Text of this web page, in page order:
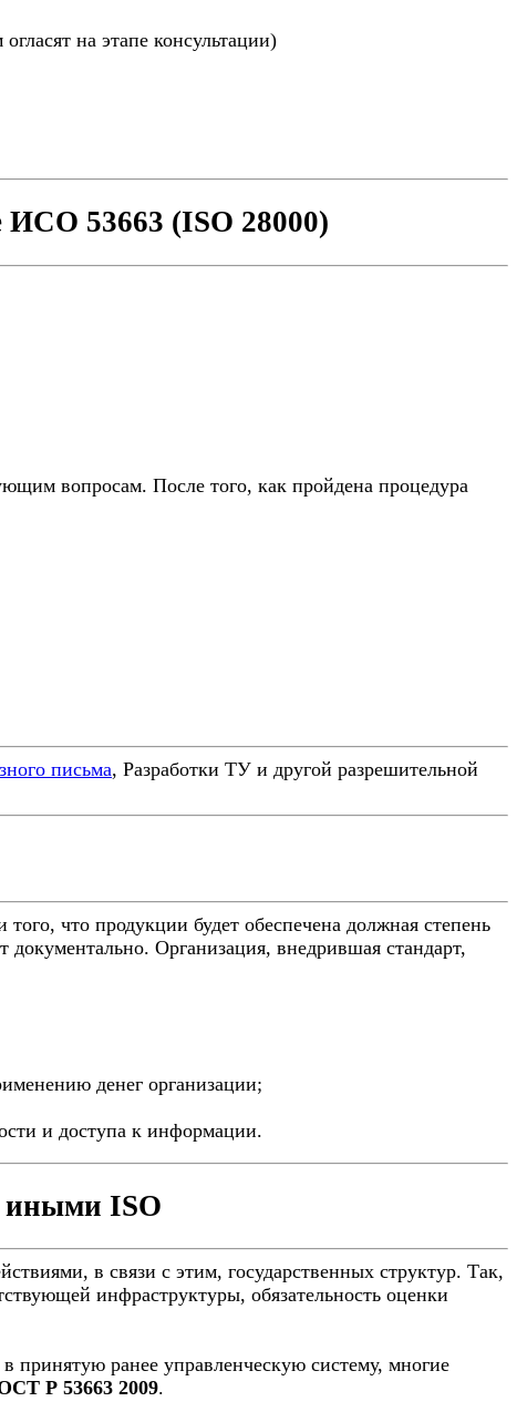
на этапе консультации)
53663 (ISO 28000)
вопросам. После того, как пройдена процедура
письма, Разработки ТУ и другой разрешительной
что продукции будет обеспечена должная степень
Организация, внедрившая стандарт,
денег организации;
и доступа к информации.
иными ISO
в связи с этим, государственных структур. Так,
инфраструктуры, обязательность оценки
принятую ранее управленческую систему, многие
Р 53663 2009.